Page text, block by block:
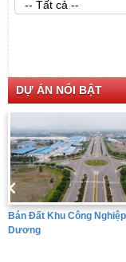
DỰ ÁN NỔI BẬT
Bán Đất Khu Công
Dương